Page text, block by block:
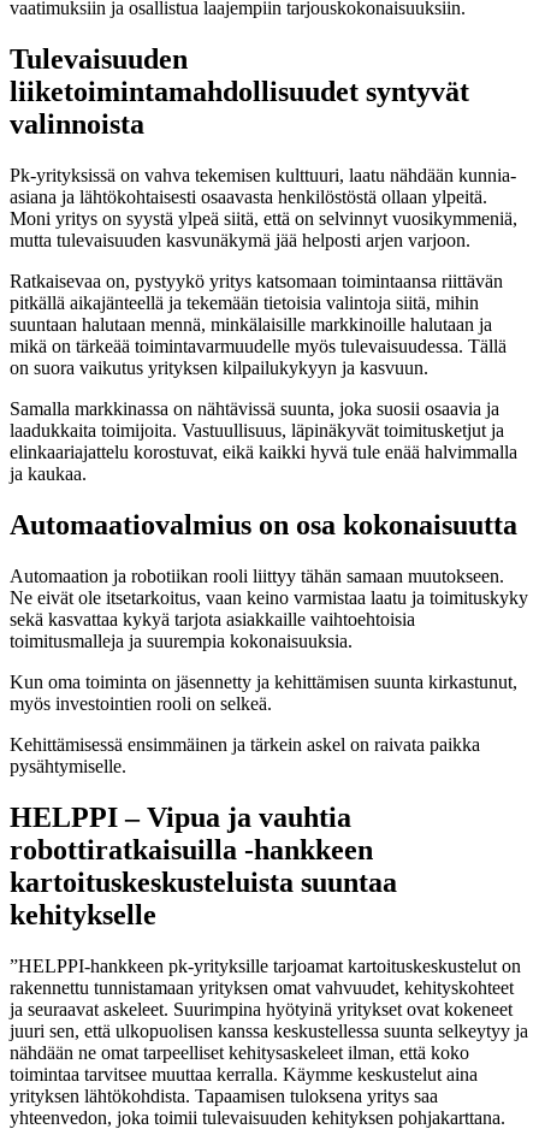
vaatimuksiin ja osallistua laajempiin tarjouskokonaisuuksiin.
Tulevaisuuden
liiketoimintamahdollisuudet syntyvät
valinnoista
Pk-yrityksissä on vahva tekemisen kulttuuri, laatu nähdään kunnia-
asiana ja lähtökohtaisesti osaavasta henkilöstöstä ollaan ylpeitä.
Moni yritys on syystä ylpeä siitä, että on selvinnyt vuosikymmeniä,
mutta tulevaisuuden kasvunäkymä jää helposti arjen varjoon.
Ratkaisevaa on, pystyykö yritys katsomaan toimintaansa riittävän
pitkällä aikajänteellä ja tekemään tietoisia valintoja siitä, mihin
suuntaan halutaan mennä, minkälaisille markkinoille halutaan ja
mikä on tärkeää toimintavarmuudelle myös tulevaisuudessa. Tällä
on suora vaikutus yrityksen kilpailukykyyn ja kasvuun.
Samalla markkinassa on nähtävissä suunta, joka suosii osaavia ja
laadukkaita toimijoita. Vastuullisuus, läpinäkyvät toimitusketjut ja
elinkaariajattelu korostuvat, eikä kaikki hyvä tule enää halvimmalla
ja kaukaa.
Automaatiovalmius on osa kokonaisuutta
Automaation ja robotiikan rooli liittyy tähän samaan muutokseen.
Ne eivät ole itsetarkoitus, vaan keino varmistaa laatu ja toimituskyky
sekä kasvattaa kykyä tarjota asiakkaille vaihtoehtoisia
toimitusmalleja ja suurempia kokonaisuuksia.
Kun oma toiminta on jäsennetty ja kehittämisen suunta kirkastunut,
myös investointien rooli on selkeä.
Kehittämisessä ensimmäinen ja tärkein askel on raivata paikka
pysähtymiselle.
HELPPI – Vipua ja vauhtia
robottiratkaisuilla -hankkeen
kartoituskeskusteluista suuntaa
kehitykselle
”HELPPI-hankkeen pk-yrityksille tarjoamat kartoituskeskustelut on
rakennettu tunnistamaan yrityksen omat vahvuudet, kehityskohteet
ja seuraavat askeleet. Suurimpina hyötyinä yritykset ovat kokeneet
juuri sen, että ulkopuolisen kanssa keskustellessa suunta selkeytyy ja
nähdään ne omat tarpeelliset kehitysaskeleet ilman, että koko
toimintaa tarvitsee muuttaa kerralla. Käymme keskustelut aina
yrityksen lähtökohdista. Tapaamisen tuloksena yritys saa
yhteenvedon, joka toimii tulevaisuuden kehityksen pohjakarttana.